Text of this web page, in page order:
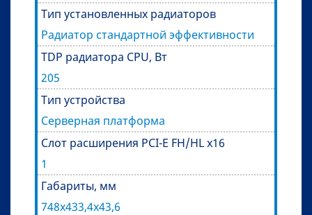
Тип установленных радиаторов
Радиатор стандартной эффективности
TDP радиатора CPU, Вт
205
Тип устройства
Серверная платформа
Слот расширения PCI-E FH/HL x16
1
Габариты, мм
748х433,4х43,6